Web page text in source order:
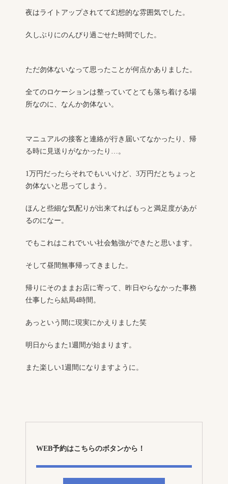
夜はライトアップされてて幻想的な雰囲気でした。
久しぶりにのんびり過ごせた時間でした。
ただ勿体ないなって思ったことが何点かありました。
全てのロケーションは整っていてとても落ち着ける場
所なのに、なんか勿体ない。
マニュアルの接客と連絡が行き届いてなかったり、帰
る時に見送りがなかったり…。
1万円だったらそれでもいいけど、3万円だとちょっと
勿体ないと思ってしまう。
ほんと些細な気配りが出来てればもっと満足度があが
るのになー。
でもこれはこれでいい社会勉強ができたと思います。
そして昼間無事帰ってきました。
帰りにそのままお店に寄って、昨日やらなかった事務
仕事したら結局4時間。
あっという間に現実にかえりました笑
明日からまた1週間が始まります。
また楽しい1週間になりますように。
WEB予約はこちらのボタンから！